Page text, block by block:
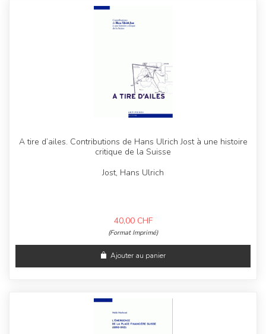
A tire d’ailes. Contributions de Hans Ulrich Jost à une histoire
critique de la Suisse
Jost, Hans Ulrich
40,00 CHF
(Format Imprimé)
Ajouter au panier